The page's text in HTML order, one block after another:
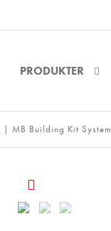
PRODUKTER
| MB Building Kit System